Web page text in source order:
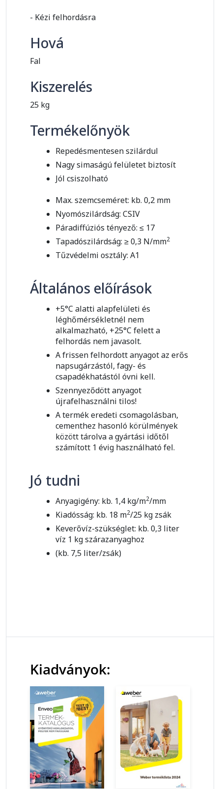
- Kézi felhordásra
Hová
Fal
Kiszerelés
25 kg
Termékelőnyök
Repedésmentesen szilárdul
Nagy simaságú felületet biztosít
Jól csiszolható
Max. szemcseméret: kb. 0,2 mm
Nyomószilárdság: CSIV
Páradiffúziós tényező: ≤ 17
Tapadószilárdság: ≥ 0,3 N/mm2
Tűzvédelmi osztály: A1
Általános előírások
+5°C alatti alapfelületi és
léghőmérsékletnél nem
alkalmazható, +25°C felett a
felhordás nem javasolt.
A frissen felhordott anyagot az erős
napsugárzástól, fagy- és
csapadékhatástól óvni kell.
Szennyeződött anyagot
újrafelhasználni tilos!
A termék eredeti csomagolásban,
cementhez hasonló körülmények
között tárolva a gyártási időtől
számított 1 évig használható fel.
Jó tudni
Anyagigény: kb. 1,4 kg/m2/mm
Kiadósság: kb. 18 m2/25 kg zsák
Keverővíz-szükséglet: kb. 0,3 liter
víz 1 kg szárazanyaghoz
(kb. 7,5 liter/zsák)
Kiadványok: